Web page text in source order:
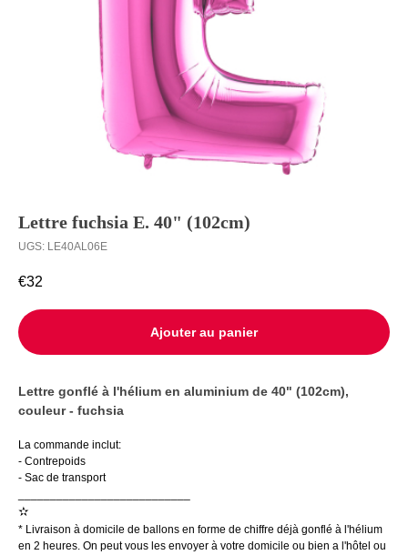
Ballons à
l’unité
Livraison
Contact
Lettre fuchsia E. 40" (102cm)
UGS: LE40AL06E
€32
Ajouter au panier
Lettre gonflé à l'hélium en aluminium de 40" (102cm),
couleur - fuchsia
La commande inclut:
- Contrepoids
- Sac de transport
✫
* Livraison à domicile de ballons en forme de chiffre déjà gonflé à l'hélium
en 2 heures. On peut vous les envoyer à votre domicile ou bien a l'hôtel ou